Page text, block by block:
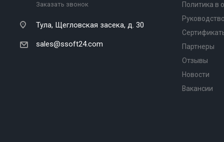
Заказать звонок
Тула, Щегловская засека, д. 30
sales@ssoft24.com
Политика в
Партнеры
Отзывы
Новости
Вакансии